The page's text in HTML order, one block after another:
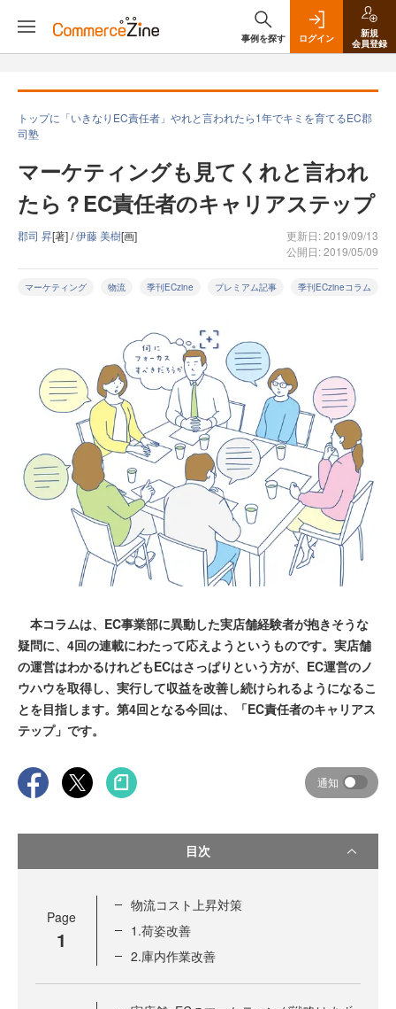
事例を探す ログイン
新規
会員登録
トップに「いきなりEC責任者」やれと言われたら1年でキミを育てるEC郡
司塾
マーケティングも見てくれと言われ
たら？EC責任者のキャリアステップ
郡司 昇[著] /伊藤 美樹[画]
更新日: 2019/09/13
公開日: 2019/05/09
マーケティング 物流 季刊ECzine プレミアム記事 季刊ECzineコラム
本コラムは、EC事業部に異動した実店舗経験者が抱きそうな
疑問に、4回の連載にわたって応えようというものです。実店舗
の運営はわかるけれどもECはさっぱりという方が、EC運営のノ
ウハウを取得し、実行して収益を改善し続けられるようになるこ
とを目指します。第4回となる今回は、「EC責任者のキャリアス
テップ」です。
通知
目次
Page
1
物流コスト上昇対策
1.荷姿改善
2.庫内作業改善